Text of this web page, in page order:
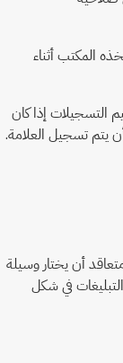
المكتب أثناء
التسجيلات إذا كان
يتم تسجيل العلامة.
أن يختار وسيلة
في شكل